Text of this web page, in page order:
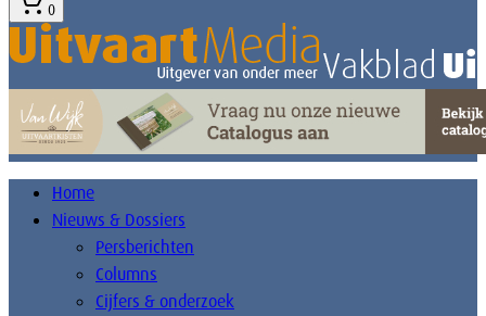
0
Home
Nieuws & Dossiers
Persberichten
Columns
Cijfers & onderzoek